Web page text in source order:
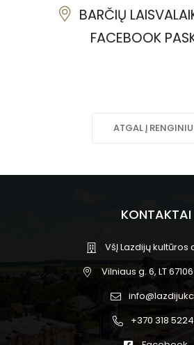
BARČIŲ
FACEBOOK
ATGAL Į
KONTAKTAI
VšĮ Lazdijų kultūros
Vilniaus g. 6, LT
+370 318